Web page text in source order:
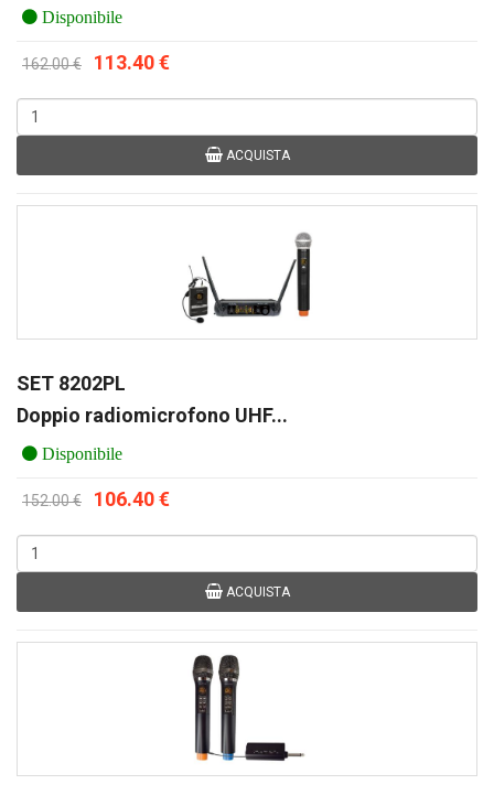
Disponibile
162.00 € 113.40 €
ACQUISTA
SET 8202PL
Doppio radiomicrofono UHF...
Disponibile
152.00 € 106.40 €
ACQUISTA